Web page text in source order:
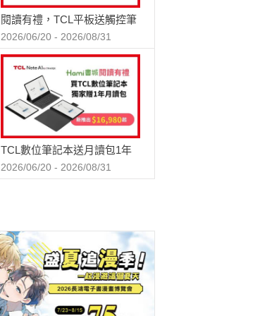
閱讀有禮，TCL平板送觸控筆
2026/06/20 - 2026/08/31
TCL數位筆記本送月讀包1年
2026/06/20 - 2026/08/31